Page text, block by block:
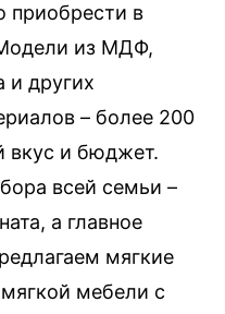
в
из МДФ,
и других
– более 200
вкус и бюджет.
всей семьи –
а главное
мягкие
мебели с